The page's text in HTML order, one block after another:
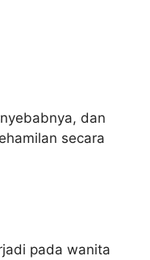
dan
secara
pada wanita